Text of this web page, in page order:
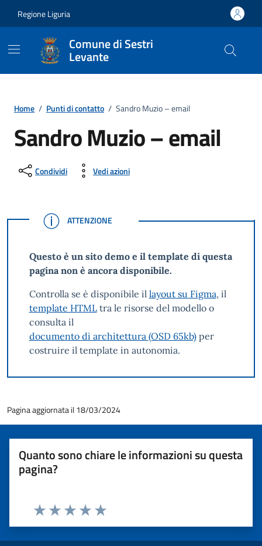
Regione Liguria
Comune di Sestri
Levante
Home / Punti di contatto / Sandro Muzio – email
Sandro Muzio – email
Condividi Vedi azioni
ATTENZIONE
ATTENZIONE
Questo è un sito demo e il template di questa
pagina non è ancora disponibile.
Controlla se è disponibile il layout su Figma, il
template HTMLtra le risorse del modello o
consulta il
documento di architettura (OSD 65kb)per
costruire il template in autonomia.
Pagina aggiornata il 18/03/2024
Quanto sono chiare le informazioni su questa
pagina?
Valuta 5 stelle su 5
Valuta 4 stelle su 5
Valuta 3 stelle su 5
Valuta 2 stelle su 5
Valuta 1 stelle su 5